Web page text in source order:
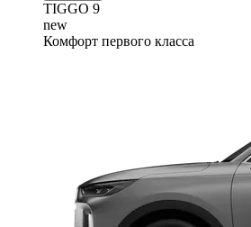
TIGGO 9
new
Комфорт первого класса